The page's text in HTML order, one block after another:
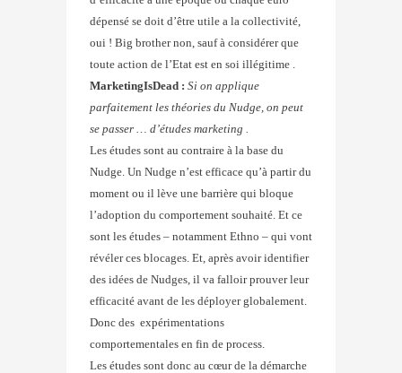
dépensé se doit d’être utile a la collectivité,
oui ! Big brother non, sauf à considérer que
toute action de l’Etat est en soi illégitime .
MarketingIsDead : Si on applique
parfaitement les théories du Nudge, on peut
se passer … d’études marketing .
Les études sont au contraire à la base du
Nudge. Un Nudge n’est efficace qu’à partir du
moment ou il lève une barrière qui bloque
l’adoption du comportement souhaité. Et ce
sont les études – notamment Ethno – qui vont
révéler ces blocages. Et, après avoir identifier
des idées de Nudges, il va falloir prouver leur
efficacité avant de les déployer globalement.
Donc des expérimentations
comportementales en fin de process.
Les études sont donc au cœur de la démarche